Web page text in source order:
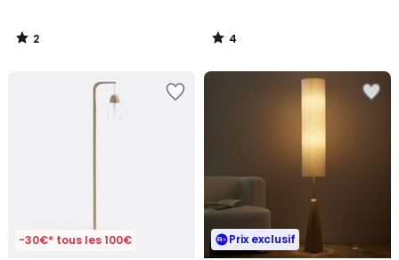
2
/
4
/
-30€* tous les 100€ Prix exclusif